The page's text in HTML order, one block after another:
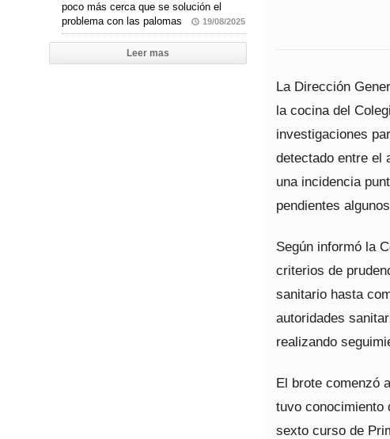
La Dirección
la cocina del
investigaciones
detectado entre el
una incidencia
pendientes
Según informó la
criterios de
sanitario hasta
autoridades
realizando
El brote comenzó
tuvo conocimiento
sexto curso de
poco más cerca que se solución el
problema con las palomas
19/08/2025
Leer mas